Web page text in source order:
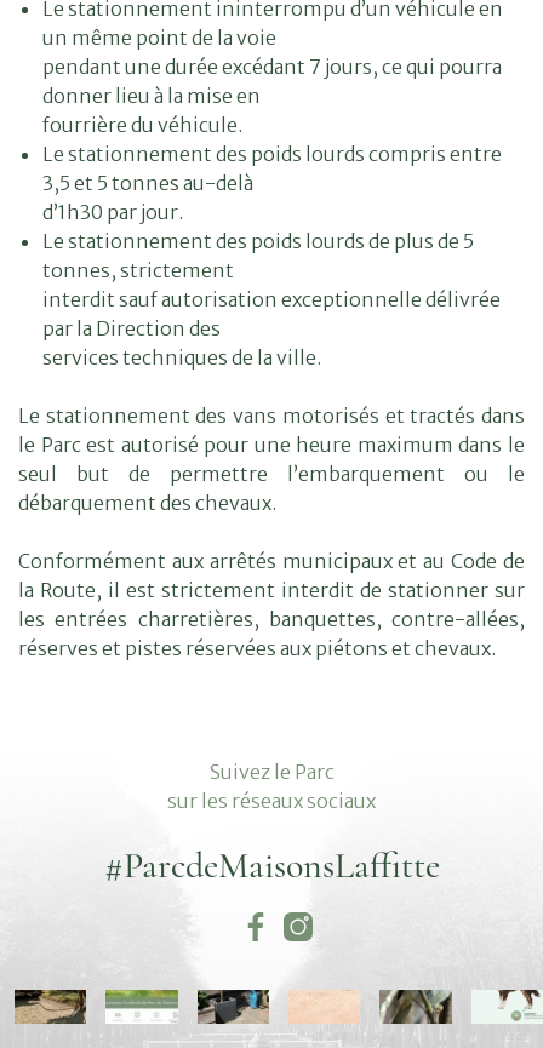
Le stationnement ininterrompu d’un véhicule en
un même point de la voie
pendant une durée excédant 7 jours, ce qui pourra
donner lieu à la mise en
fourrière du véhicule.
Le stationnement des poids lourds compris entre
3,5 et 5 tonnes au-delà
d’1h30 par jour.
Le stationnement des poids lourds de plus de 5
tonnes, strictement
interdit sauf autorisation exceptionnelle délivrée
par la Direction des
services techniques de la ville.
Le stationnement des vans motorisés et tractés dans
le Parc est autorisé pour une heure maximum dans le
seul but de permettre l’embarquement ou le
débarquement des chevaux.
Conformément aux arrêtés municipaux et au Code de
la Route, il est strictement interdit de stationner sur
les entrées charretières, banquettes, contre-allées,
réserves et pistes réservées aux piétons et chevaux.
Suivez le Parc
sur les réseaux sociaux
#ParcdeMaisonsLaffitte